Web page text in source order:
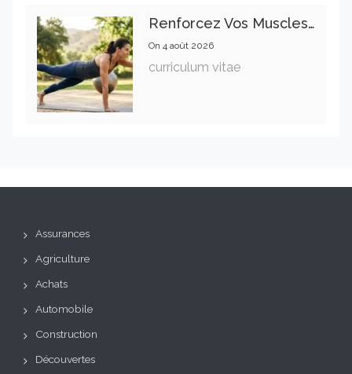
Renforcez Vos Muscles Profonds Pour Apaiser Votre Mal De Dos
On 4 août 2026
curriculum vitae
Assurances
Agriculture
Achats
Automobile
Construction
Découvertes